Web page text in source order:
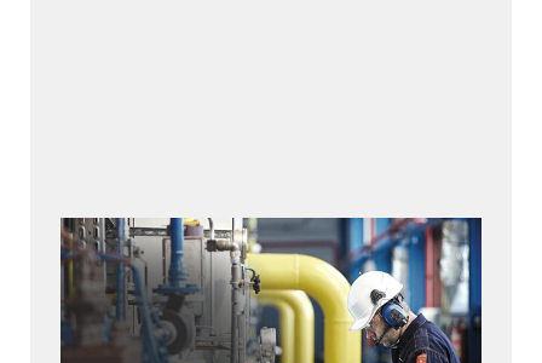
琥珀色网格
考虑到新的液化天然气终端和与邻国网络的连
接，立陶宛的天然气网络正在经历一场变革。为
了确保压缩机设备在可靠性和环保性方面达到最